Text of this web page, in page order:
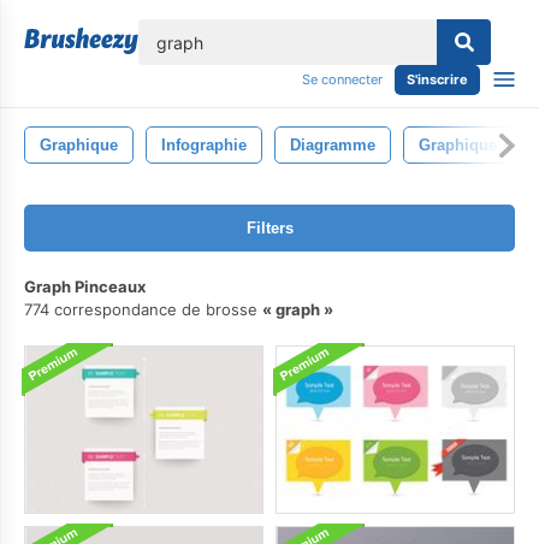
Se connecter S'inscrire
Graphique Infographie Diagramme Graphique À
Filters
Graph Pinceaux
774 correspondance de brosse
graph